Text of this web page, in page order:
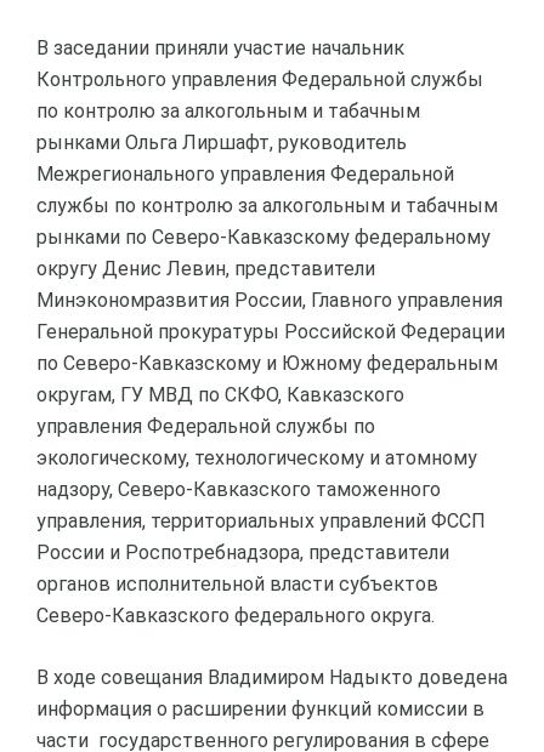
В заседании приняли участие начальник
Контрольного управления Федеральной службы
по контролю за алкогольным и табачным
рынками Ольга Лиршафт, руководитель
Межрегионального управления Федеральной
службы по контролю за алкогольным и табачным
рынками по Северо-Кавказскому федеральному
округу Денис Левин, представители
Минэкономразвития России, Главного управления
Генеральной прокуратуры Российской Федерации
по Северо-Кавказскому и Южному федеральным
округам, ГУ МВД по СКФО, Кавказского
управления Федеральной службы по
экологическому, технологическому и атомному
надзору, Северо-Кавказского таможенного
управления, территориальных управлений ФССП
России и Роспотребнадзора, представители
органов исполнительной власти субъектов
Северо-Кавказского федерального округа.
В ходе совещания Владимиром Надыкто доведена
информация о расширении функций комиссии в
части государственного регулирования в сфере